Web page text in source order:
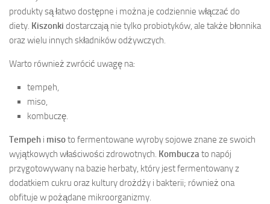
produkty są łatwo dostępne i można je codziennie włączać do
diety. Kiszonki dostarczają nie tylko probiotyków, ale także błonnika
oraz wielu innych składników odżywczych.
Warto również zwrócić uwagę na:
tempeh,
miso,
kombuczę.
Tempeh i misoto fermentowane wyroby sojowe znane ze swoich
wyjątkowych właściwości zdrowotnych. Kombucza to napój
przygotowywany na bazie herbaty, który jest fermentowany z
dodatkiem cukru oraz kultury drożdży i bakterii; również ona
obfituje w pożądane mikroorganizmy.